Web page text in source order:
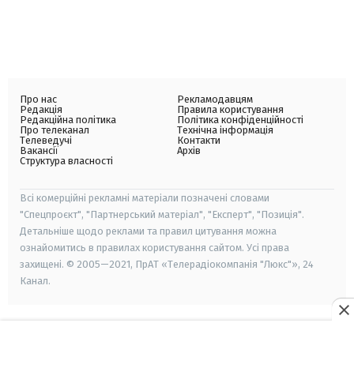
Про нас
Редакція
Редакційна політика
Про телеканал
Телеведучі
Вакансії
Структура власності
Рекламодавцям
Правила користування
Політика конфіденційності
Технічна інформація
Контакти
Архів
Всі комерційні рекламні матеріали позначені словами
"Спецпроєкт", "Партнерський матеріал", "Експерт", "Позиція".
Детальніше щодо реклами та правил цитування можна
ознайомитись в правилах користування сайтом. Усі права
захищені. © 2005—2021, ПрАТ «Телерадіокомпанія "Люкс"», 24
Канал.